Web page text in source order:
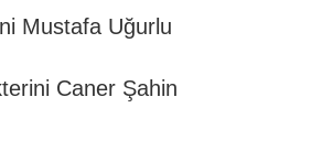
Mustafa Uğurlu
Caner Şahin